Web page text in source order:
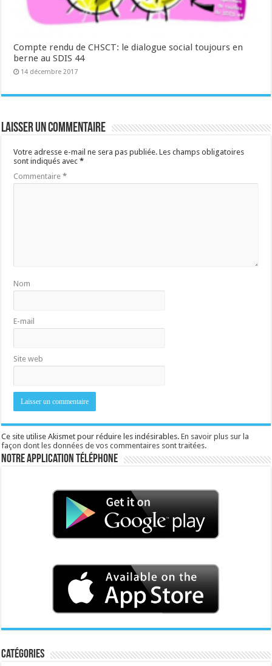
Compte rendu de CHSCT: le dialogue social toujours en
berne au SDIS 44
14 décembre 2017
Laisser un commentaire
Votre adresse e-mail ne sera pas publiée. Les champs obligatoires
sont indiqués avec*
Commentaire*
Nom
E-mail
Site web
Ce site utilise Akismet pour réduire les indésirables.En savoir plus sur la
façon dont les données de vos commentaires sont traitées.
Notre application téléphone
Catégories